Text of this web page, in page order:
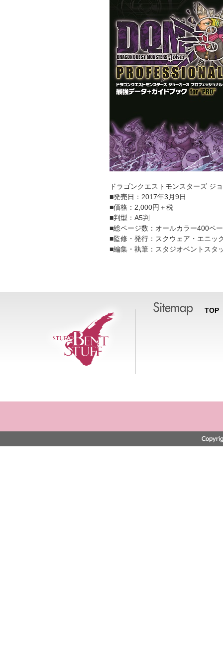
ドラゴンクエストモンスターズ ジ
■発売日：2017年3月9日
■価格：2,000円＋税
■判型：A5判
■総ページ数：オールカラー400ペ
■監修・発行：スクウェア・エニッ
■編集・執筆：スタジオベントスタ
TOP